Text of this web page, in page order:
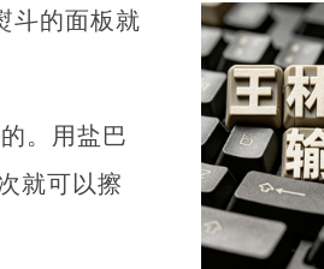
斗的面板就
。用盐巴
就可以擦